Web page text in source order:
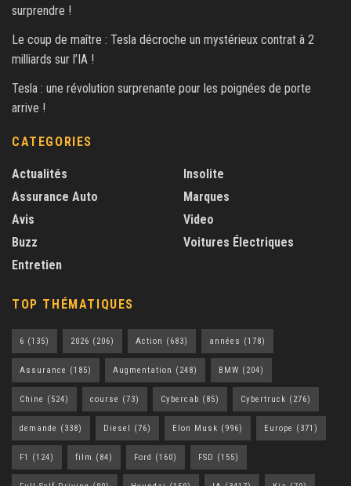
surprendre !
Le coup de maître : Tesla décroche un mystérieux contrat à 2
milliards sur l’IA !
Tesla : une révolution surprenante pour les poignées de porte
arrive !
CATEGORIES
Actualités
Assurance Auto
Avis
Buzz
Entretien
Insolite
Marques
Video
Voitures Électriques
TOP THÉMATIQUES
6 (135) 2026 (206) Action (683) années (178)
Assurance (185) Augmentation (248) BMW (204)
Chine (524) course (73) Cybercab (85) Cybertruck (276)
demande (338) Diesel (76) Elon Musk (996) Europe (371)
F1 (124) film (84) Ford (160) FSD (155)